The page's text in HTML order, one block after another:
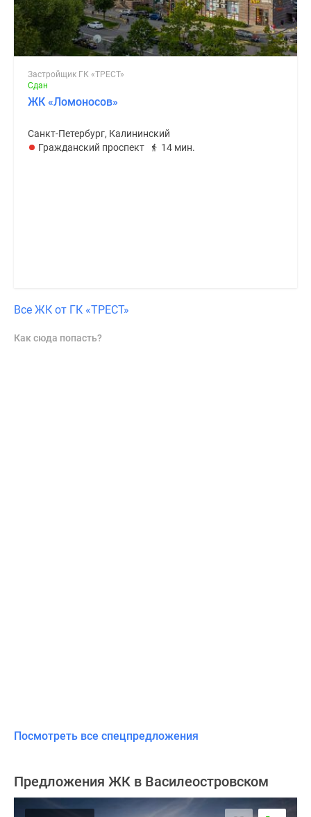
Застройщик ГК «ТРЕСТ»
Сдан
ЖК «Ломоносов»
Санкт-Петербург, Калининский
Гражданский проспект
14 мин.
Все ЖК от ГК «ТРЕСТ»
Как сюда попасть?
Посмотреть все спецпредложения
Предложения ЖК в Василеостровском